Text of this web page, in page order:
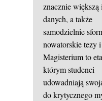
znacznie większą
danych, a także
samodzielnie
nowatorskie tezy
Magisterium to
którym studenci
udowadniają
do krytycznego